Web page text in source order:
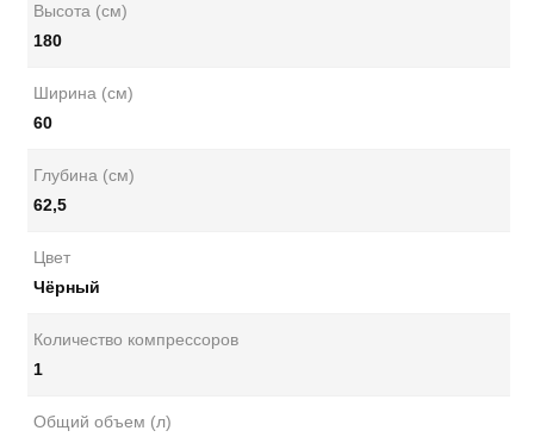
Высота (см)
180
Ширина (см)
60
Глубина (см)
62,5
Цвет
Чёрный
Количество компрессоров
1
Общий объем (л)